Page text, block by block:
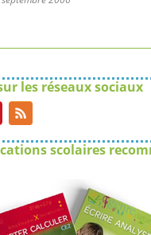
les réseaux sociaux
scolaires